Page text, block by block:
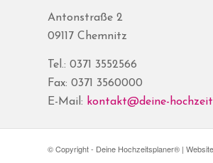
Antonstraße 2
09117 Chemnitz
Tel.: 0371 3552566
Fax: 0371 3560000
E-Mail: kontakt@deine-
© Copyright - Deine Hochzeitsplaner® |